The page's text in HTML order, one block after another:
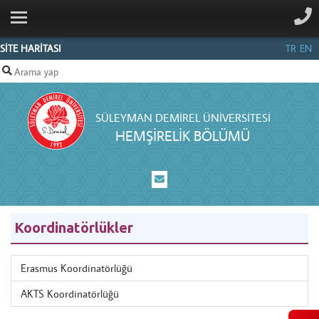
SİTE HARİTASI TR EN
SÜLEYMAN DEMIREL ÜNIVERSITESI
HEMŞİRELİK BÖLÜMÜ
ANA SAYFA
KURUMSAL
PERSONEL
EĞİTİM
AKREDITASYON
Koordinatörlükler
Erasmus Koordinatörlüğü
AKTS Koordinatörlüğü